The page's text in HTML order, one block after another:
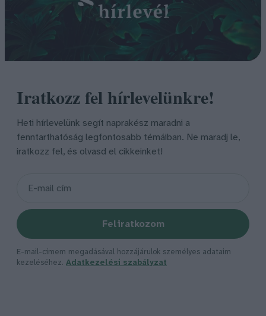
Iratkozz fel hírlevelünkre!
Heti hírlevelünk segít naprakész maradni a
fenntarthatóság legfontosabb témáiban. Ne maradj le,
iratkozz fel, és olvasd el cikkeinket!
Feliratkozom
E-mail-címem megadásával hozzájárulok személyes adataim
kezeléséhez. Adatkezelési szabályzat